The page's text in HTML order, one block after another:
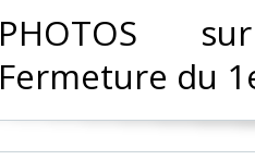
‎PHOTOS
Fermeture du